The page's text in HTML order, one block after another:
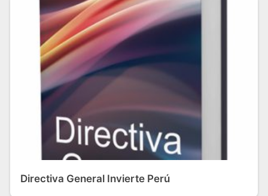
Directiva General Invierte Perú